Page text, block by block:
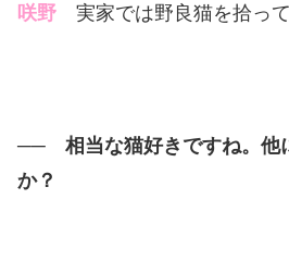
咲野 実家では野良猫を拾って
── 相当な猫好きですね。他
か？